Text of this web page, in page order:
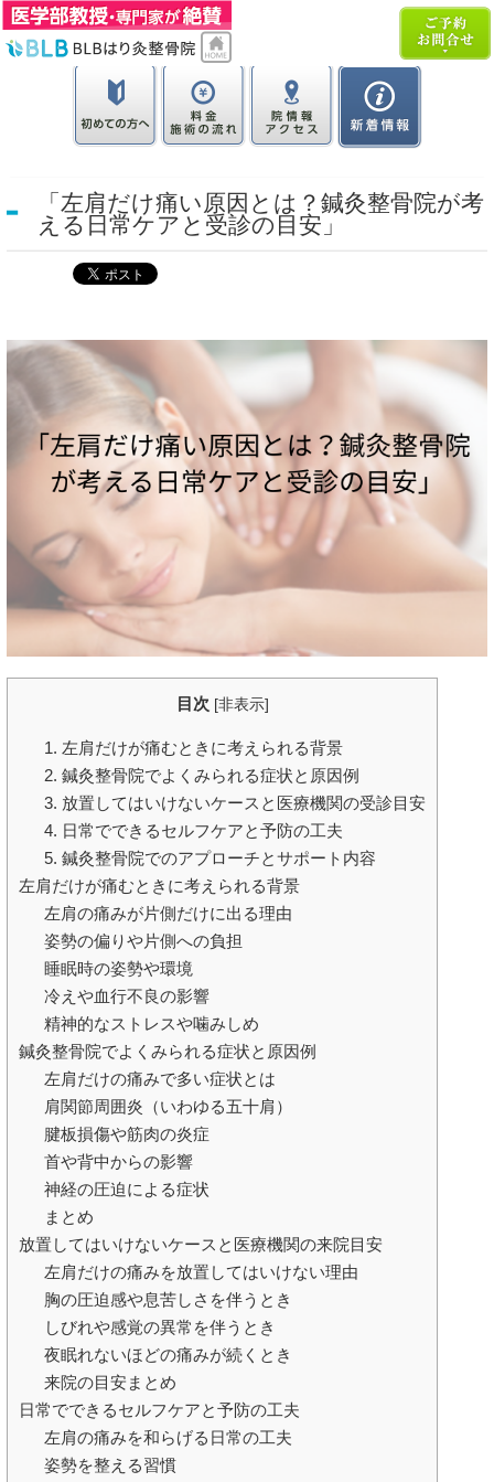
「左肩だけ痛い原因とは？鍼灸整骨院が考
える日常ケアと受診の目安」
目次 [非表示]
1. 左肩だけが痛むときに考えられる背景
2. 鍼灸整骨院でよくみられる症状と原因例
3. 放置してはいけないケースと医療機関の受診目安
4. 日常でできるセルフケアと予防の工夫
5. 鍼灸整骨院でのアプローチとサポート内容
左肩だけが痛むときに考えられる背景
左肩の痛みが片側だけに出る理由
姿勢の偏りや片側への負担
睡眠時の姿勢や環境
冷えや血行不良の影響
精神的なストレスや噛みしめ
鍼灸整骨院でよくみられる症状と原因例
左肩だけの痛みで多い症状とは
肩関節周囲炎（いわゆる五十肩）
腱板損傷や筋肉の炎症
首や背中からの影響
神経の圧迫による症状
まとめ
放置してはいけないケースと医療機関の来院目安
左肩だけの痛みを放置してはいけない理由
胸の圧迫感や息苦しさを伴うとき
しびれや感覚の異常を伴うとき
夜眠れないほどの痛みが続くとき
来院の目安まとめ
日常でできるセルフケアと予防の工夫
左肩の痛みを和らげる日常の工夫
姿勢を整える習慣